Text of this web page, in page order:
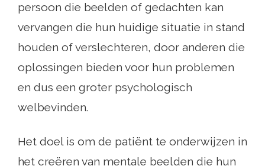
persoon die beelden of gedachten kan
vervangen die hun huidige situatie in stand
houden of verslechteren, door anderen die
oplossingen bieden voor hun problemen
en dus een groter psychologisch
welbevinden.
Het doel is om de patiënt te onderwijzen in
het creëren van mentale beelden die hun